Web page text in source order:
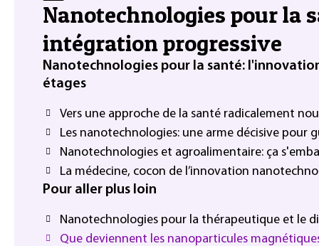
Nanotechnologies pour la
intégration progressive
Nanotechnologies pour la santé:
étages
Vers une approche de la santé radicalement
Les nanotechnologies: une arme décisive pour
Nanotechnologies et agroalimentaire: ça
La médecine, cocon de l’innovation
Pour aller plus loin
Nanotechnologies pour la thérapeutique et le
Que deviennent les nanoparticules